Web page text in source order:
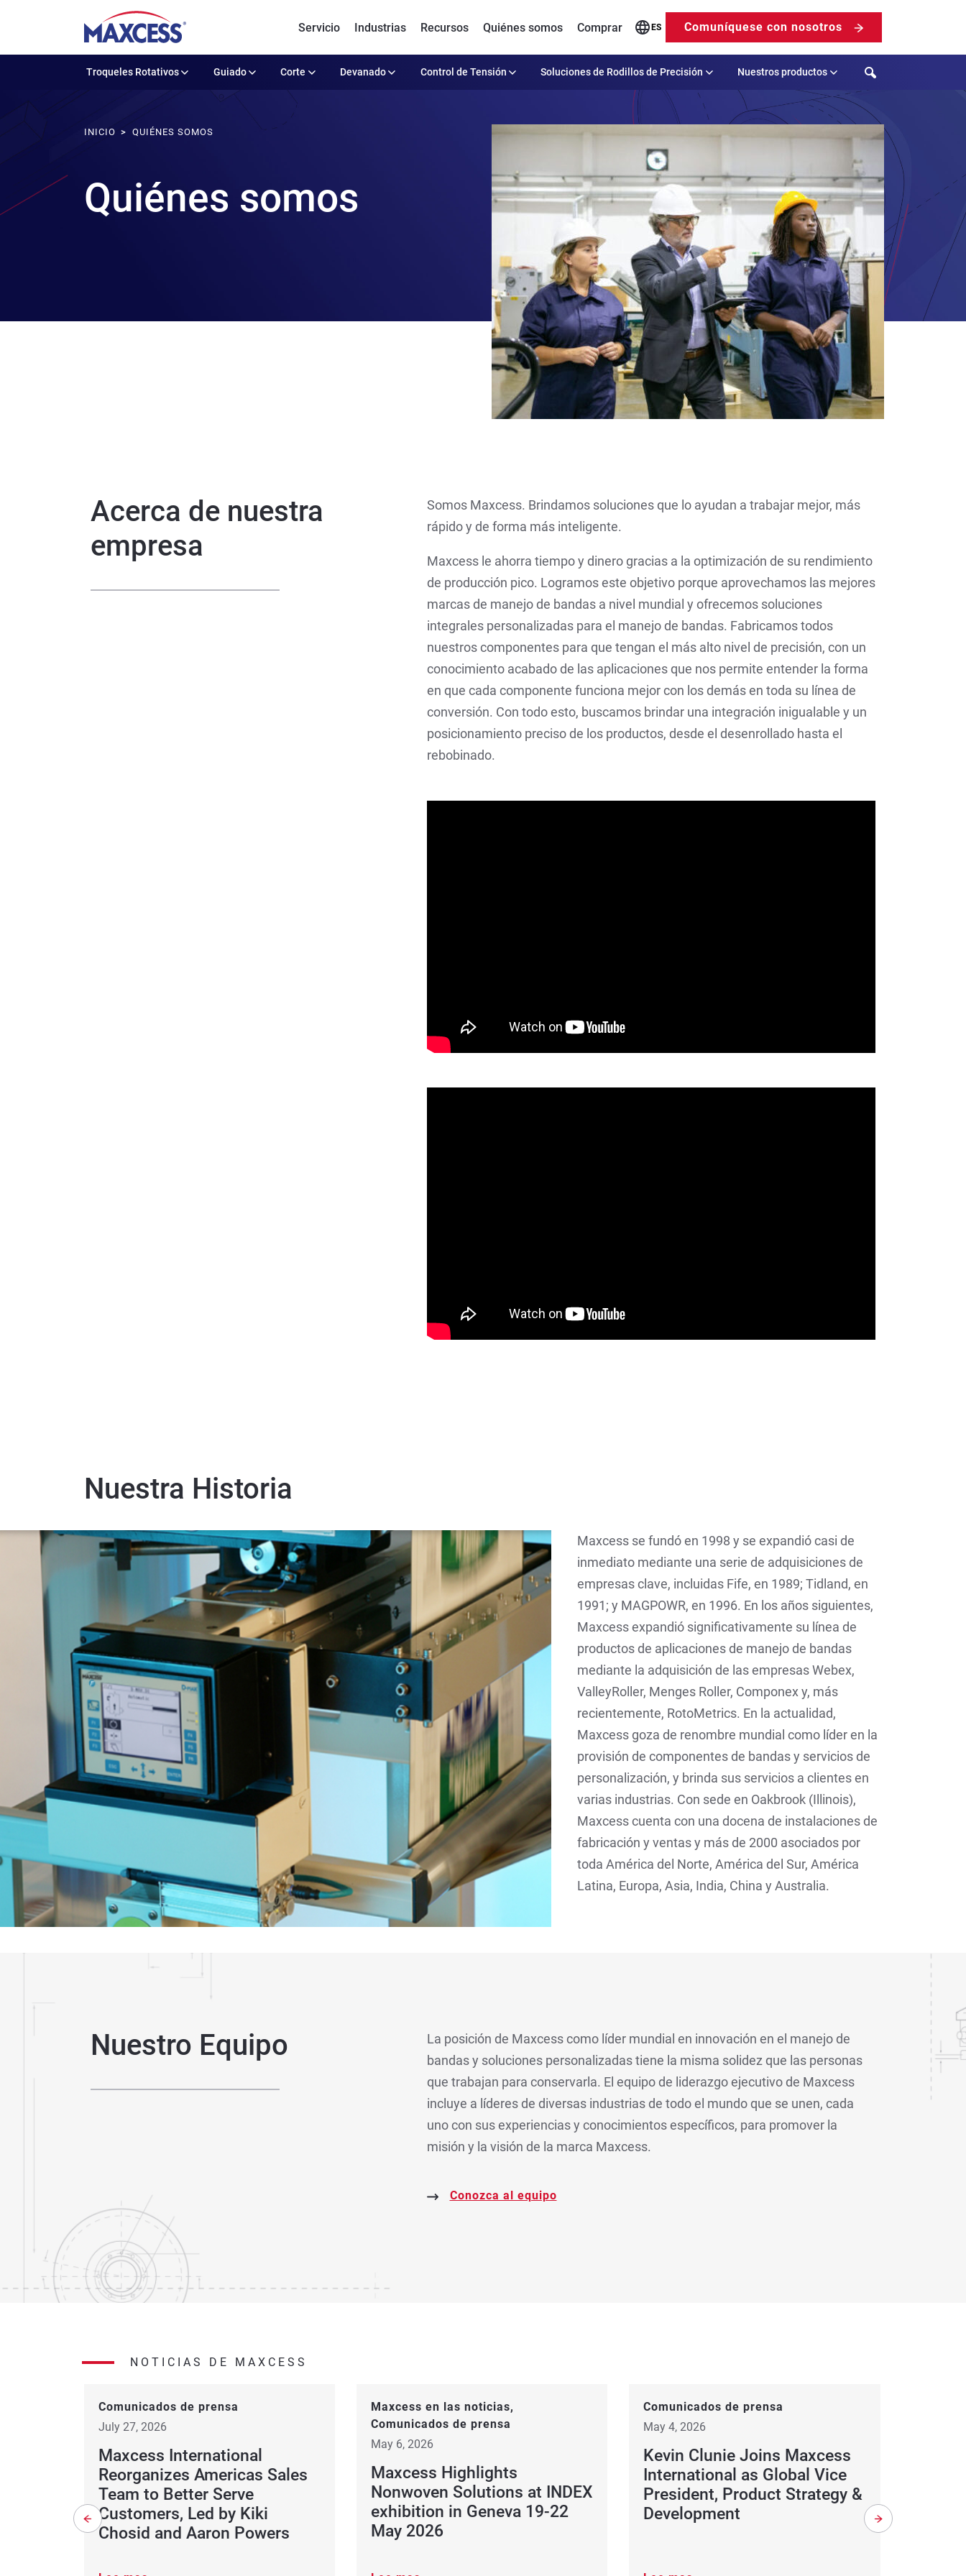
Servicio Industrias Recursos Quiénes somos Comprar ES Comuníquese con nosotros
Troqueles Rotativos Guiado Corte Devanado Control de Tensión Soluciones de Rodillos de Precisión Nuestros productos Search
INICIO QUIÉNES SOMOS
Quiénes somos
Acerca de nuestra
empresa
Somos Maxcess. Brindamos soluciones que lo ayudan a trabajar mejor, más
rápido y de forma más inteligente.
Maxcess le ahorra tiempo y dinero gracias a la optimización de su rendimiento
de producción pico. Logramos este objetivo porque aprovechamos las mejores
marcas de manejo de bandas a nivel mundial y ofrecemos soluciones
integrales personalizadas para el manejo de bandas. Fabricamos todos
nuestros componentes para que tengan el más alto nivel de precisión, con un
conocimiento acabado de las aplicaciones que nos permite entender la forma
en que cada componente funciona mejor con los demás en toda su línea de
conversión. Con todo esto, buscamos brindar una integración inigualable y un
posicionamiento preciso de los productos, desde el desenrollado hasta el
rebobinado.
Nuestra Historia
Maxcess se fundó en 1998 y se expandió casi de
inmediato mediante una serie de adquisiciones de
empresas clave, incluidas Fife, en 1989; Tidland, en
1991; y MAGPOWR, en 1996. En los años siguientes,
Maxcess expandió significativamente su línea de
productos de aplicaciones de manejo de bandas
mediante la adquisición de las empresas Webex,
ValleyRoller, Menges Roller, Componex y, más
recientemente, RotoMetrics. En la actualidad,
Maxcess goza de renombre mundial como líder en la
provisión de componentes de bandas y servicios de
personalización, y brinda sus servicios a clientes en
varias industrias. Con sede en Oakbrook (Illinois),
Maxcess cuenta con una docena de instalaciones de
fabricación y ventas y más de 2000 asociados por
toda América del Norte, América del Sur, América
Latina, Europa, Asia, India, China y Australia.
Nuestro Equipo
La posición de Maxcess como líder mundial en innovación en el manejo de
bandas y soluciones personalizadas tiene la misma solidez que las personas
que trabajan para conservarla. El equipo de liderazgo ejecutivo de Maxcess
incluye a líderes de diversas industrias de todo el mundo que se unen, cada
uno con sus experiencias y conocimientos específicos, para promover la
misión y la visión de la marca Maxcess.
Conozca al equipo
NOTICIAS DE MAXCESS
Comunicados de prensa
July 27, 2026
Maxcess International
Reorganizes Americas Sales
Team to Better Serve
Customers, Led by Kiki
Chosid and Aaron Powers
Maxcess en las noticias,
Comunicados de prensa
May 6, 2026
Maxcess Highlights
Nonwoven Solutions at INDEX
exhibition in Geneva 19-22
May 2026
Comunicados de prensa
May 4, 2026
Kevin Clunie Joins Maxcess
International as Global Vice
President, Product Strategy &
Development